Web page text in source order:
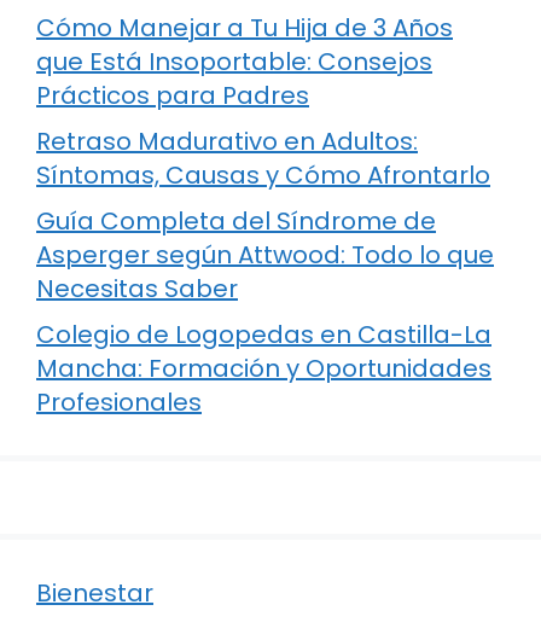
Cómo Manejar a Tu Hija de 3 Años
que Está Insoportable: Consejos
Prácticos para Padres
Retraso Madurativo en Adultos:
Síntomas, Causas y Cómo Afrontarlo
Guía Completa del Síndrome de
Asperger según Attwood: Todo lo que
Necesitas Saber
Colegio de Logopedas en Castilla-La
Mancha: Formación y Oportunidades
Profesionales
Bienestar